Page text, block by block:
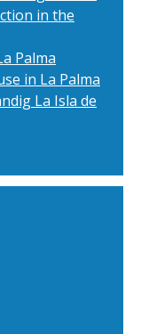
in the
Palma
in La Palma
La Isla de